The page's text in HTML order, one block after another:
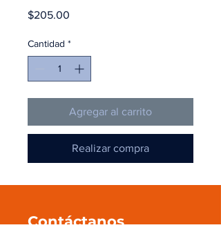
$205.00
Cantidad *
Agregar al carrito
Realizar compra
Contáctanos